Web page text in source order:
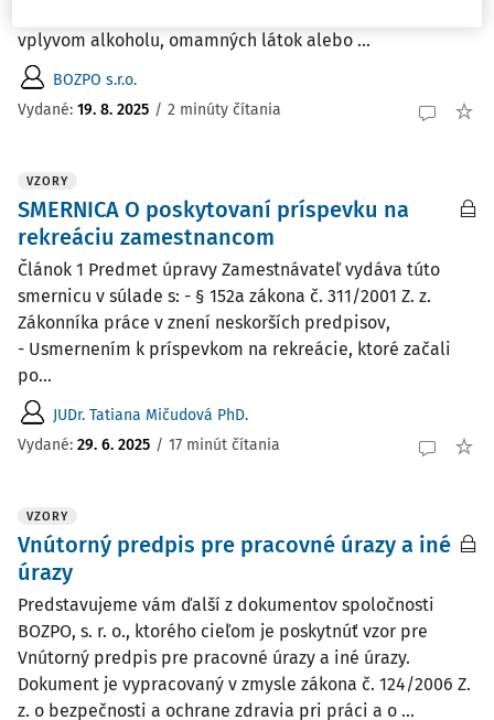
vplyvom alkoholu, omamných látok alebo ...
BOZPO s.r.o.
Vydané: 19. 8. 2025 / 2 minúty čítania
VZORY
SMERNICA O poskytovaní príspevku na
rekreáciu zamestnancom
Článok 1 Predmet úpravy Zamestnávateľ vydáva túto
smernicu v súlade s: - § 152a zákona č. 311/2001 Z. z.
Zákonníka práce v znení neskorších predpisov,
- Usmernením k príspevkom na rekreácie, ktoré začali
po...
JUDr. Tatiana Mičudová PhD.
Vydané: 29. 6. 2025 / 17 minút čítania
VZORY
Vnútorný predpis pre pracovné úrazy a iné
úrazy
Predstavujeme vám ďalší z dokumentov spoločnosti
BOZPO, s. r. o., ktorého cieľom je poskytnúť vzor pre
Vnútorný predpis pre pracovné úrazy a iné úrazy.
Dokument je vypracovaný v zmysle zákona č. 124/2006 Z.
z. o bezpečnosti a ochrane zdravia pri práci a o ...